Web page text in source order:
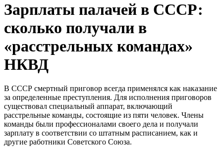
Зарплаты палачей в СССР:
сколько получали в
«расстрельных командах»
НКВД
В СССР смертный приговор всегда применялся как наказание
за определенные преступления. Для исполнения приговоров
существовал специальный аппарат, включающий
расстрельные команды, состоящие из пяти человек. Члены
команды были профессионалами своего дела и получали
зарплату в соответствии со штатным расписанием, как и
другие работники Советского Союза.